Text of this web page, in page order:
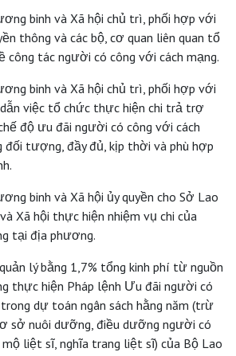
binh và Xã hội chủ trì, phối hợp với
thông và các bộ, cơ quan liên quan tổ
công tác người có công với cách mạng.
binh và Xã hội chủ trì, phối hợp với
việc tổ chức thực hiện chi trả trợ
độ ưu đãi người có công với cách
đối tượng, đầy đủ, kịp thời và phù hợp
binh và Xã hội ủy quyền cho Sở Lao
Xã hội thực hiện nhiệm vụ chi của
tại địa phương.
lý bằng 1,7% tổng kinh phí từ nguồn
thực hiện Pháp lệnh Ưu đãi người có
dự toán ngân sách hằng năm (trừ
sở nuôi dưỡng, điều dưỡng người có
mộ liệt sĩ, nghĩa trang liệt sĩ) của Bộ Lao